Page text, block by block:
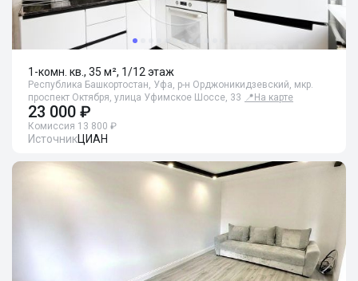
1-комн. кв., 35 м², 1/12 этаж
Республика Башкортостан, Уфа, р-н Орджоникидзевский, мкр.
проспект Октября, улица Уфимское Шоссе, 33 📍 На карте
23 000 ₽
Комиссия 13 800 ₽
ИсточникЦИАН